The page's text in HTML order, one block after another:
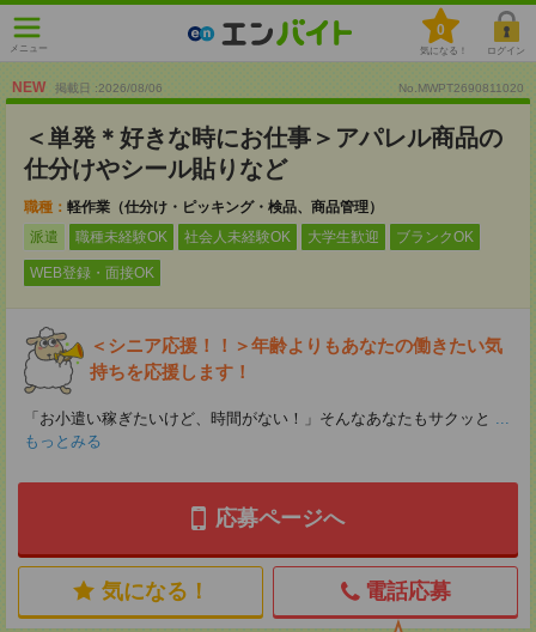
メニュー
0
気になる！ ログイン
NEW 掲載日 :2026/08/06 No.MWPT2690811020
＜単発＊好きな時にお仕事＞アパレル商品の
仕分けやシール貼りなど
職種： 軽作業（仕分け・ピッキング・検品、商品管理）
派遣
職種未経験OK 社会人未経験OK 大学生歓迎 ブランクOK
WEB登録・面接OK
＜シニア応援！！＞年齢よりもあなたの働きたい気
持ちを応援します！
「お小遣い稼ぎたいけど、時間がない！」そんなあなたもサクッと ...
もっとみる
応募ページへ
気になる！ 電話応募